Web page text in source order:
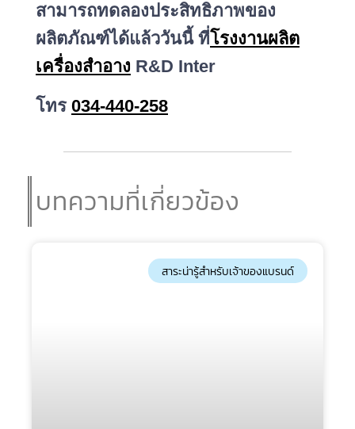
สามารถทดลองประสิทธิภาพของ
ผลิตภัณฑ์ได้แล้ววันนี้ ที่โรงงานผลิต
เครื่องสำอาง R&D Inter
โทร 034-440-258
บทความที่เกี่ยวข้อง
สาระน่ารู้สำหรับเจ้าของแบรนด์